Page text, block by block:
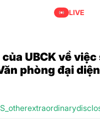
LIVE
UBCK về
phòng đại